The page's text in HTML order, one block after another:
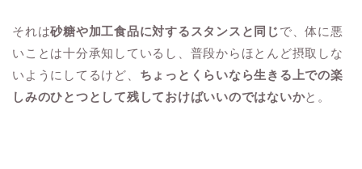
それは砂糖や加工食品に対するスタンスと同じで、体に悪
いことは十分承知しているし、普段からほとんど摂取しな
いようにしてるけど、 ちょっとくらいなら生きる上での楽
しみのひとつとして残しておけばいいのではないかと。